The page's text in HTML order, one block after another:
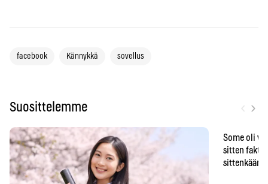
facebook Kännykkä sovellus
Suosittelemme ›
Some oli
sitten
sittenkään